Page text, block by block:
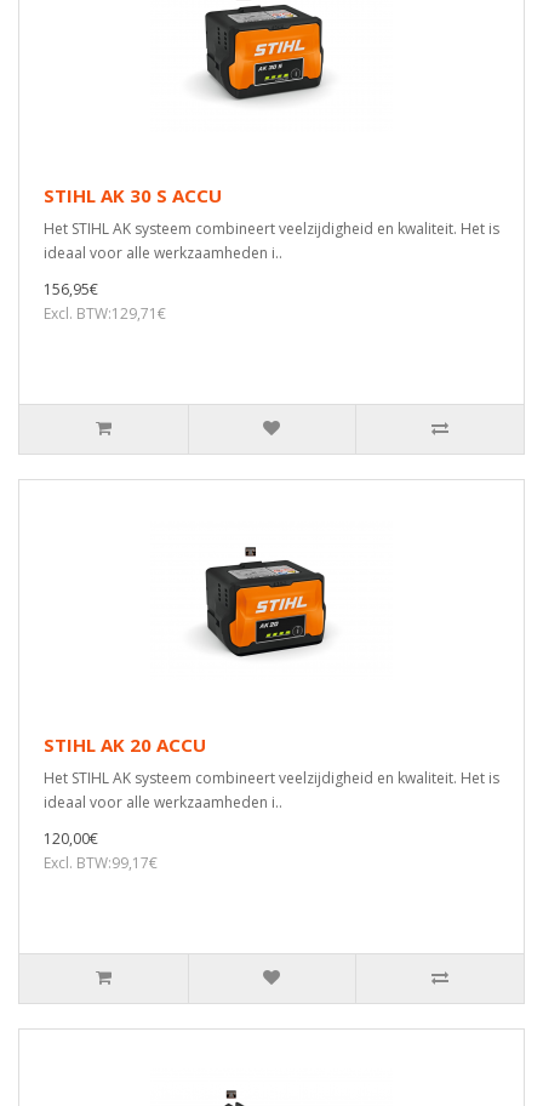
STIHL AK 30 S ACCU
Het STIHL AK systeem combineert veelzijdigheid en kwaliteit. Het is
ideaal voor alle werkzaamheden i..
156,95€
Excl. BTW:129,71€
STIHL AK 20 ACCU
Het STIHL AK systeem combineert veelzijdigheid en kwaliteit. Het is
ideaal voor alle werkzaamheden i..
120,00€
Excl. BTW:99,17€